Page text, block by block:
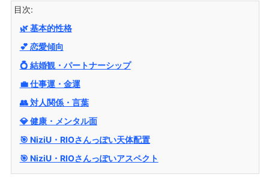
目次:
🌿 基本的性格
💕 恋愛傾向
💍 結婚観・パートナーシップ
💼 仕事運・金運
👥 対人関係・言葉
💎 健康・メンタル面
🎯 NiziU・RIOさんっぽい天体配置
🎯 NiziU・RIOさんっぽいアスペクト